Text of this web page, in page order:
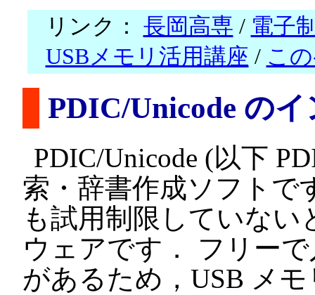
リンク： 長岡高専 / 電子
USBメモリ活用講座 / こ
PDIC/Unicode の
PDIC/Unicode (以下
索・辞書作成ソフトで
も試用制限していな
ウェアです． フリー
があるため，USB メ